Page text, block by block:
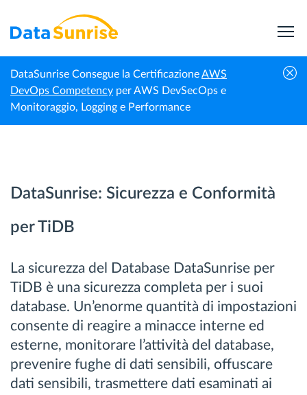
DataSunrise Consegue la CertificazioneAWS
DevOps Competency per AWS DevSecOps e
Monitoraggio, Logging e Performance
Home TiDB
DataSunrise: Sicurezza e Conformità
per TiDB
La sicurezza del Database DataSunrise per
TiDB è una sicurezza completa per i suoi
database. Un’enorme quantità di impostazioni
consente di reagire a minacce interne ed
esterne, monitorare l’attività del database,
prevenire fughe di dati sensibili, offuscare
dati sensibili, trasmettere dati esaminati ai